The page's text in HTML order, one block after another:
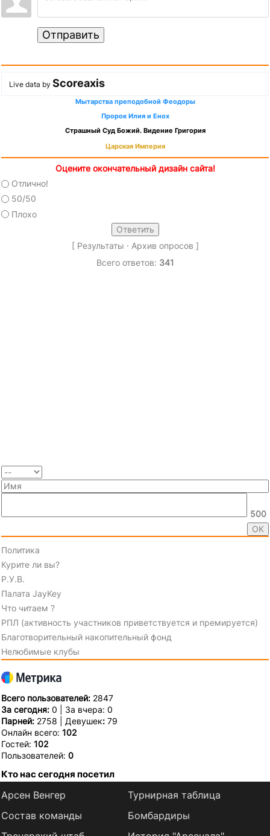
Отправить
Live data by Scoreaxis
Мытарства преподобной Феодоры
Пророк Илия и Енох
Страшный Суд Божий. Видение Григория
Царская Империя
Оцените окончательный дизайн сайта!
Отлично!
50/50
Плохо
[ Результаты · Архив опросов ]
Всего ответов: 341
500
Политика
Курите ли вы?
Р.У.В.
Палата JayKey
Что читаем ?
РПЛ (активность участников приветствуется и премируется)
Благотворительный накопительный фонд
Нелюбимые клубы
Всего пользователей: 2847
За сегодня: 0 | За вчера: 0
Парней: 2758 | Девушек: 79
Онлайн всего: 102
Гостей: 102
Пользователей: 0
Кто нас сегодня посетил
Арсен Венгер
Состав команды
Турнирная таблица
Бомбардиры